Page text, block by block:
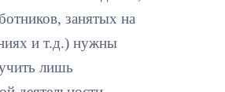
занятых на
и т.д.) нужны
лишь